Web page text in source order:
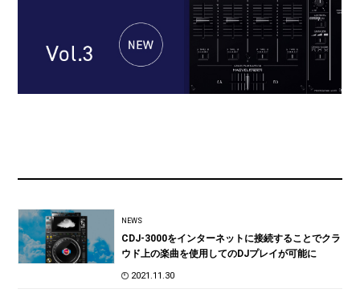
NEWS
CDJ-3000をインターネットに接続することでクラ
ウド上の楽曲を使用してのDJプレイが可能に
2021.11.30